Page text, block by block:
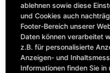
CLICK & COLLECT
Bestellungen bei Deinem
297,05 £
exkl. MwSt.
ablehnen sowie diese
und Cookies auch
Footer-Bereich unserer
Daten können verarbeitet
z.B. für personalisierte
Anzeigen- und
Informationen finden Sie in